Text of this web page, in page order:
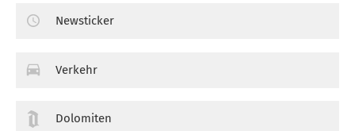
Newsticker
Verkehr
Dolomiten